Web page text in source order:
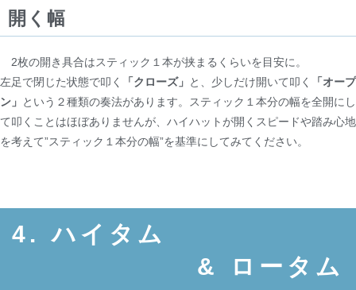
開く幅
2枚の開き具合はスティック１本が挟まるくらいを目安に。
左足で閉じた状態で叩く 「クローズ」 と、少しだけ開いて叩く 「オープ
ン」 という２種類の奏法があります。スティック１本分の幅を全開にし
て叩くことはほぼありませんが、ハイハットが開くスピードや踏み心地
を考えて”スティック１本分の幅”を基準にしてみてください。
4. ハイタム
& ロータム